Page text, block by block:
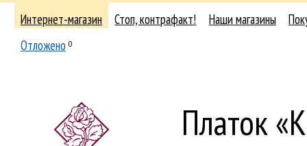
Интернет-магазин Стоп, контрафакт! Наши магазины
Отложено 0
Платок